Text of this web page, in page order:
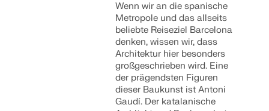
Wenn wir an die spanische
Metropole und das allseits
beliebte Reiseziel Barcelona
denken, wissen wir, dass
Architektur hier besonders
großgeschrieben wird. Eine
der prägendsten Figuren
dieser Baukunst ist Antoni
Gaudí. Der katalanische